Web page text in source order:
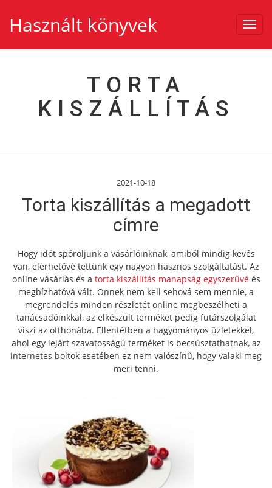
Használt könyvek
TORTA
KISZÁLLÍTÁS
2021-10-18
Torta kiszállítás a megadott
címre
Hogy időt spóroljunk a vásárlóinknak, amiből mindig kevés
van, elérhetővé tettünk egy nagyon hasznos szolgáltatást. Az
online vásárlás és a torta kiszállítás manapság egyszerűvéés
megbízhatóvá vált. Önnek nem kell sehová sem mennie, a
megrendelés minden részletét online megbeszélheti a
tanácsadóinkkal, az elkészült terméket pedig futárszolgálat
viszi az otthonába. Ellentétben a hagyományos üzletekkel,
ahol egy lejárt szavatosságú terméket is becsúsztathatnak, az
internetes boltok esetében ez nem valószínű, hogy valaki meg
meri tenni.